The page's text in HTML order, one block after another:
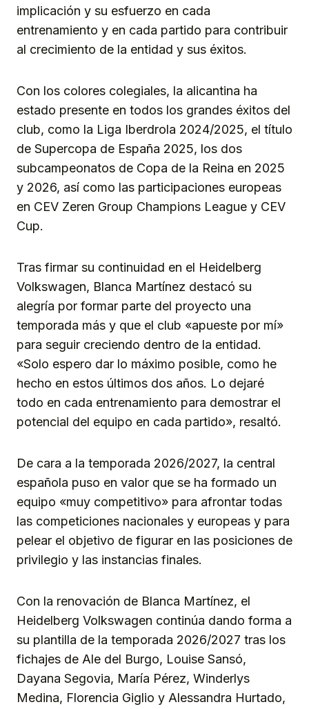
implicación y su esfuerzo en cada
entrenamiento y en cada partido para contribuir
al crecimiento de la entidad y sus éxitos.
Con los colores colegiales, la alicantina ha
estado presente en todos los grandes éxitos del
club, como la Liga Iberdrola 2024/2025, el título
de Supercopa de España 2025, los dos
subcampeonatos de Copa de la Reina en 2025
y 2026, así como las participaciones europeas
en CEV Zeren Group Champions League y CEV
Cup.
Tras firmar su continuidad en el Heidelberg
Volkswagen, Blanca Martínez destacó su
alegría por formar parte del proyecto una
temporada más y que el club «apueste por mí»
para seguir creciendo dentro de la entidad.
«Solo espero dar lo máximo posible, como he
hecho en estos últimos dos años. Lo dejaré
todo en cada entrenamiento para demostrar el
potencial del equipo en cada partido», resaltó.
De cara a la temporada 2026/2027, la central
española puso en valor que se ha formado un
equipo «muy competitivo» para afrontar todas
las competiciones nacionales y europeas y para
pelear el objetivo de figurar en las posiciones de
privilegio y las instancias finales.
Con la renovación de Blanca Martínez, el
Heidelberg Volkswagen continúa dando forma a
su plantilla de la temporada 2026/2027 tras los
fichajes de Ale del Burgo, Louise Sansó,
Dayana Segovia, María Pérez, Winderlys
Medina, Florencia Giglio y Alessandra Hurtado,